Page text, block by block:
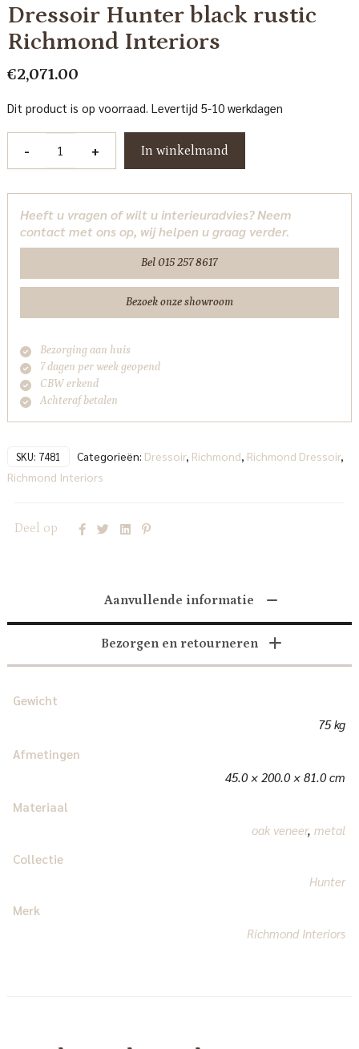
Dressoir Hunter black rustic
Richmond Interiors
€2,071.00
Dit product is op voorraad. Levertijd 5-10 werkdagen
-
rustic
Richmond
Interiors
+ In winkelmand
Heeft u vragen of wilt u interieuradvies? Neem
contact met ons op, wij helpen u graag verder.
Bel 015 257 8617
Bezoek onze showroom
Bezorging aan huis
7 dagen per week geopend
CBW erkend
Achteraf betalen
SKU: 7481 Categorieën: Dressoir, Richmond Richmond Dressoir,
Richmond Interiors
Deel op
Aanvullende informatie
Bezorgen en retourneren
Gewicht
75 kg
Afmetingen
45.0 × 200.0 × 81.0 cm
Materiaal
oak veneer,metal
Collectie
Hunter
Merk
Richmond Interiors